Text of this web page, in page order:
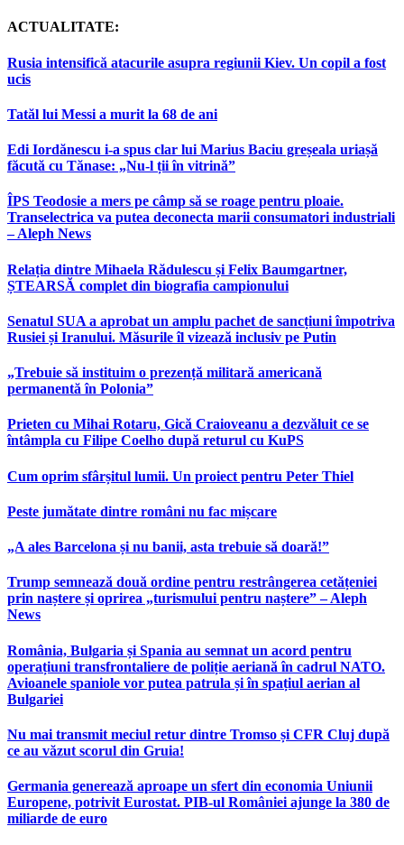
ACTUALITATE:
Rusia intensifică atacurile asupra regiunii Kiev. Un copil a fost
ucis
Tatăl lui Messi a murit la 68 de ani
Edi Iordănescu i-a spus clar lui Marius Baciu greșeala uriașă
făcută cu Tănase: „Nu-l ții în vitrină”
ÎPS Teodosie a mers pe câmp să se roage pentru ploaie.
Transelectrica va putea deconecta marii consumatori industriali
– Aleph News
Relația dintre Mihaela Rădulescu și Felix Baumgartner,
ȘTEARSĂ complet din biografia campionului
Senatul SUA a aprobat un amplu pachet de sancțiuni împotriva
Rusiei și Iranului. Măsurile îl vizează inclusiv pe Putin
„Trebuie să instituim o prezență militară americană
permanentă în Polonia”
Prieten cu Mihai Rotaru, Gică Craioveanu a dezvăluit ce se
întâmpla cu Filipe Coelho după returul cu KuPS
Cum oprim sfârșitul lumii. Un proiect pentru Peter Thiel
Peste jumătate dintre români nu fac mișcare
„A ales Barcelona și nu banii, asta trebuie să doară!”
Trump semnează două ordine pentru restrângerea cetățeniei
prin naștere și oprirea „turismului pentru naștere” – Aleph
News
România, Bulgaria și Spania au semnat un acord pentru
operațiuni transfrontaliere de poliție aeriană în cadrul NATO.
Avioanele spaniole vor putea patrula și în spațiul aerian al
Bulgariei
Nu mai transmit meciul retur dintre Tromso și CFR Cluj după
ce au văzut scorul din Gruia!
Germania generează aproape un sfert din economia Uniunii
Europene, potrivit Eurostat. PIB-ul României ajunge la 380 de
miliarde de euro